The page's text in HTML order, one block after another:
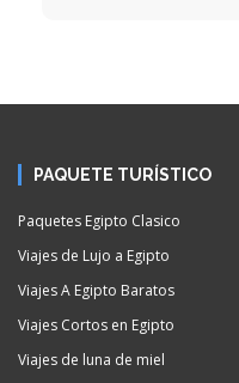
PAQUETE TURÍSTICO
Paquetes Egipto Clasico
Viajes de Lujo a Egipto
Viajes A Egipto Baratos
Viajes Cortos en Egipto
Viajes de luna de miel